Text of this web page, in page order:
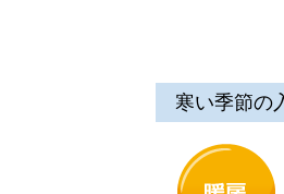
寒い季節の